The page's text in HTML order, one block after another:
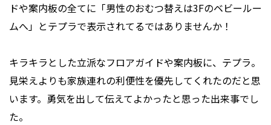
ドや案内板の全てに「男性のおむつ替えは3Fのベビールー
ムへ」とテプラで表示されてるではありませんか！
キラキラとした立派なフロアガイドや案内板に、テプラ。
見栄えよりも家族連れの利便性を優先してくれたのだと思
います。勇気を出して伝えてよかったと思った出来事でし
た。